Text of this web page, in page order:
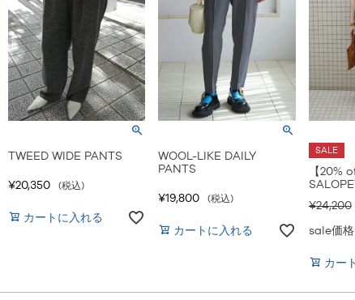
TWEED WIDE PANTS
¥20,350 税込
カートに入れる
WOOL-LIKE DAILY
PANTS
¥19,800 税込
カートに入れる
SALE
【20%
¥24,200
sale価格
カー